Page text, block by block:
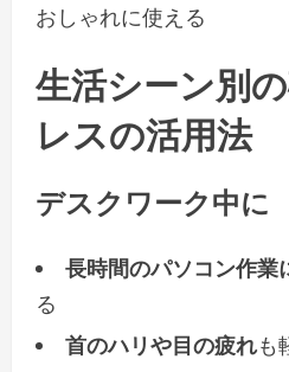
おしゃれに使える
生活シーン別
レスの活用法
デスクワーク中に
長時間のパソコン作業
る
首のハリや目の疲れも